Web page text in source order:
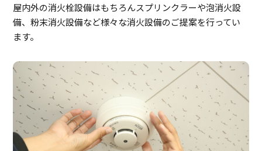
屋内外の消火栓設備はもちろんスプリンクラーや泡消火設
備、粉末消火設備など様々な消火設備のご提案を行ってい
ます。